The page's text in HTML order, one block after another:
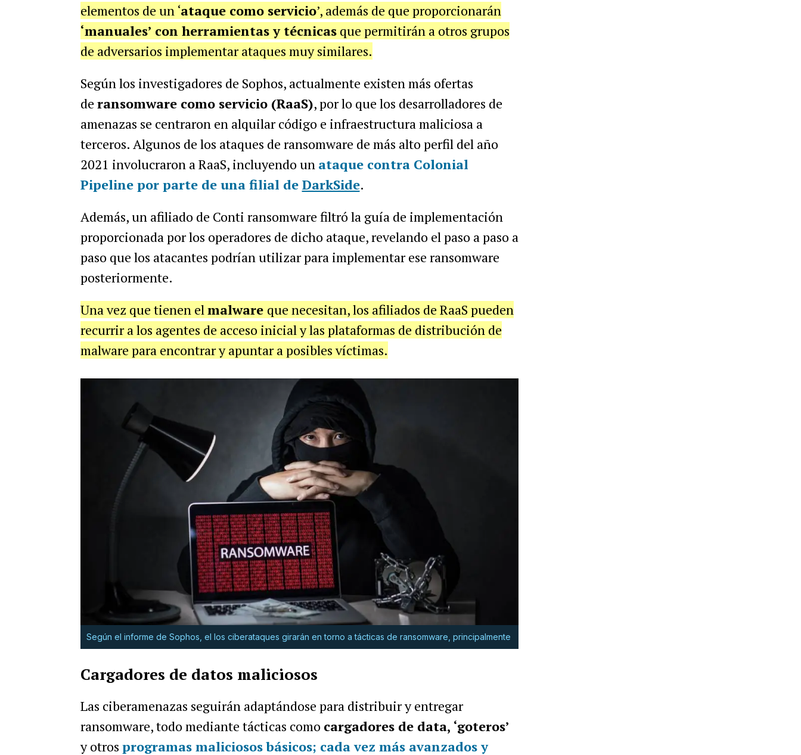
elementos de un ‘ataque como servicio’, además de que proporcionarán
‘manuales’ con herramientas y técnicasque permitirán a otros grupos
de adversarios implementar ataques muy similares.
Según los investigadores de Sophos, actualmente existen más ofertas
de ransomware como servicio (RaaS), por lo que los desarrolladores de
amenazas se centraron en alquilar código e infraestructura maliciosa a
terceros. Algunos de los ataques de ransomware de más alto perfil del año
2021 involucraron a RaaS, incluyendo un ataque contra Colonial
Pipeline por parte de una filial de DarkSide.
Además, un afiliado de Conti ransomware filtró la guía de implementación
proporcionada por los operadores de dicho ataque, revelando el paso a paso a
paso que los atacantes podrían utilizar para implementar ese ransomware
posteriormente.
Una vez que tienen elmalware que necesitan, los afiliados de RaaS pueden
recurrir a los agentes de acceso inicial y las plataformas de distribución de
malware para encontrar y apuntar a posibles víctimas.
Según el informe de Sophos, el los ciberataques girarán en torno a tácticas de ransomware, principalmente
Cargadores de datos maliciosos
Las ciberamenazas seguirán adaptándose para distribuir y entregar
ransomware, todo mediante tácticas como cargadores de data, ‘goteros’
y otros programas maliciosos básicos; cada vez más avanzados y